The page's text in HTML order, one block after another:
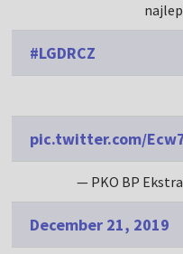
#LGDRCZ
pic.twitter.com/
— PKO BP
December 21, 2019